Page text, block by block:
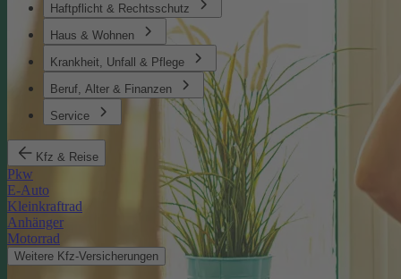
Haftpflicht & Rechtsschutz
Haus & Wohnen
Krankheit, Unfall & Pflege
Beruf, Alter & Finanzen
Service
Kfz & Reise
Pkw
E-Auto
Kleinkraftrad
Anhänger
Motorrad
Weitere Kfz-Versicherungen